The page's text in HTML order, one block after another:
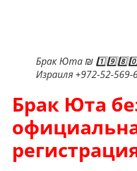
Брак Юта ₪
Израиля +972-52-569-
Брак Юта